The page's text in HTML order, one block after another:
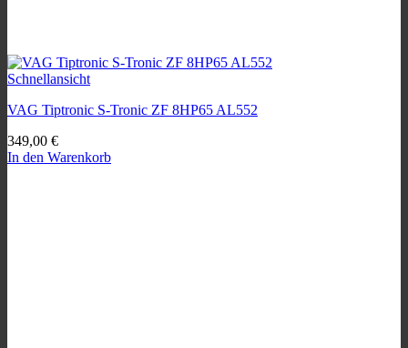
Schnellansicht
VAG Tiptronic S-Tronic ZF 8HP65 AL552
349,00 €
In den Warenkorb